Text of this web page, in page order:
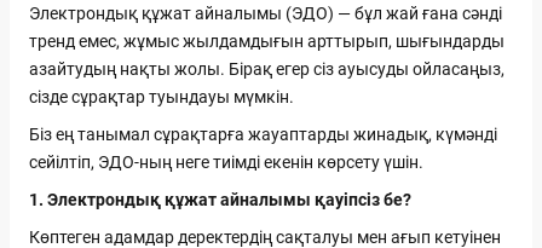
Электрондық құжат айналымы (ЭДО) — бұл жай ғана сәнді
тренд емес, жұмыс жылдамдығын арттырып, шығындарды
азайтудың нақты жолы. Бірақ егер сіз ауысуды ойласаңыз,
сізде сұрақтар туындауы мүмкін.
Біз ең танымал сұрақтарға жауаптарды жинадық, күмәнді
сейілтіп, ЭДО-ның неге тиімді екенін көрсету үшін.
1. Электрондық құжат айналымы қауіпсіз бе?
Көптеген адамдар деректердің сақталуы мен ағып кетуінен